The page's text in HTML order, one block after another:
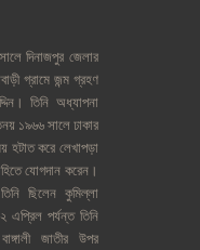
সালে দিনাজপুর জেলার
গ্রামে জন্ম গ্রহণ
তিনি অধ্যাপনা
১৯৬৬ সালে ঢাকার
হটাত করে লেখাপড়া
যোগদান করেন।
তিনি ছিলেন কুমিল্লা
২ এপ্রিল পর্যন্ত তিনি
বাঙ্গালী জাতীর
উপর